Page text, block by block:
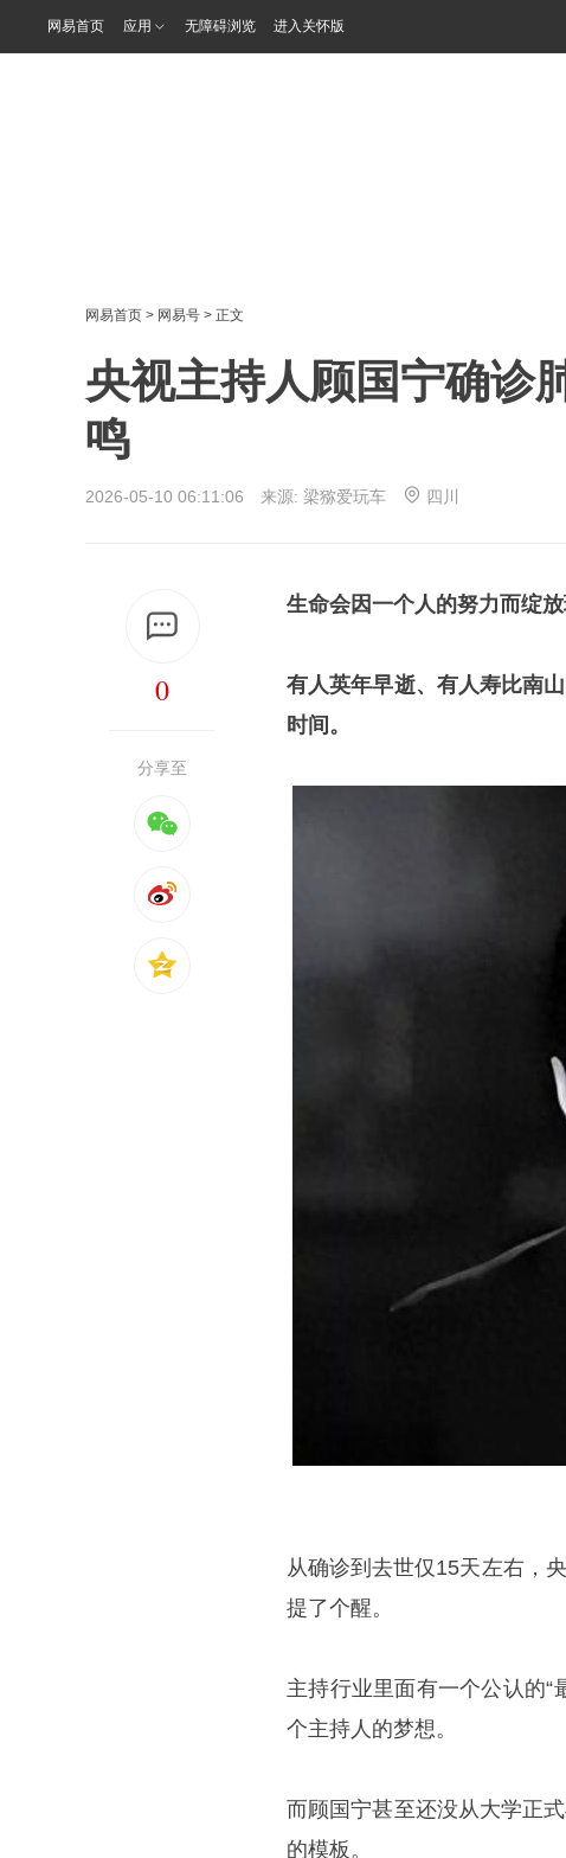
网易首页 应用 无障碍浏览 进入关怀版
网易首页 > 网易号 > 正文
央视主持人顾国宁确诊
鸣
2026-05-10 06:11:06 来源: 梁猕爱玩车 四川
0
分享至
生命会因一个人的努力而绽
有人英年早逝、有人寿比南
时间。
从确诊到去世仅15天左右，
提了个醒。
主持行业里面有一个公认的“
个主持人的梦想。
而顾国宁甚至还没从大学正
的模板。